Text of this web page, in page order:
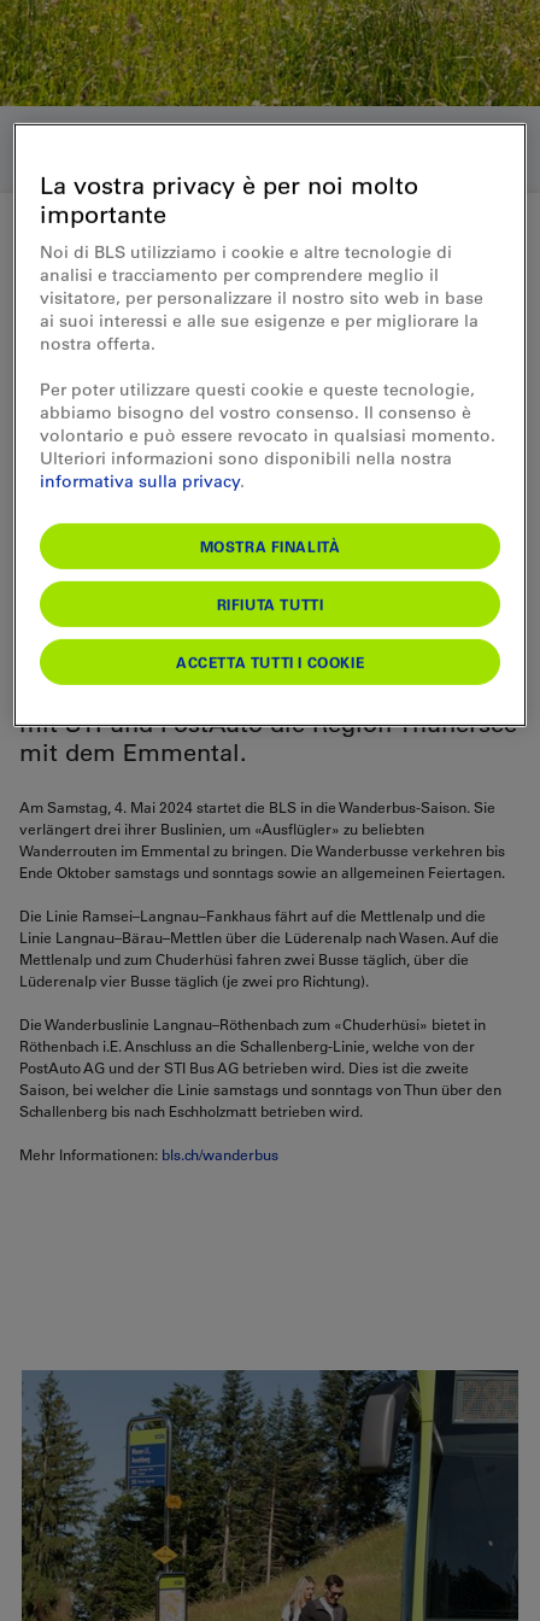
Medienmitteilung 01.05.2024
Der BLS-Wanderbus bringt
Reisende wieder zu drei
beliebten Ausflugszielen im
Emmental
Ein Ausflug zum Chuderhüsi, auf die
Mettlenalp oder auf die Lüderenalp: Ab
dem 4. Mai 2024 erschliesst die BLS an den
Wochenenden die drei beliebten
Emmentaler Ausflugsziele mit den
Wanderbussen. Mit der Linie Chuderhüsi
verbindet die BLS ausserdem gemeinsam
mit STI und PostAuto die Region Thunersee
mit dem Emmental.
Am Samstag, 4. Mai 2024 startet die BLS in die Wanderbus-Saison. Sie
verlängert drei ihrer Buslinien, um «Ausflügler» zu beliebten
Wanderrouten im Emmental zu bringen. Die Wanderbusse verkehren bis
Ende Oktober samstags und sonntags sowie an allgemeinen Feiertagen.
Die Linie Ramsei–Langnau–Fankhaus fährt auf die Mettlenalp und die
Linie Langnau–Bärau–Mettlen über die Lüderenalp nach Wasen. Auf die
Mettlenalp und zum Chuderhüsi fahren zwei Busse täglich, über die
Lüderenalp vier Busse täglich (je zwei pro Richtung).
Die Wanderbuslinie Langnau–Röthenbach zum «Chuderhüsi» bietet in
Röthenbach i.E. Anschluss an die Schallenberg-Linie, welche von der
PostAuto AG und der STI Bus AG betrieben wird. Dies ist die zweite
Saison, bei welcher die Linie samstags und sonntags von Thun über den
Schallenberg bis nach Eschholzmatt betrieben wird.
Mehr Informationen: bls.ch/wanderbus
La vostra privacy è per noi molto
importante
Noi di BLS utilizziamo i cookie e altre tecnologie di
analisi e tracciamento per comprendere meglio il
visitatore, per personalizzare il nostro sito web in base
ai suoi interessi e alle sue esigenze e per migliorare la
nostra offerta.
Per poter utilizzare questi cookie e queste tecnologie,
abbiamo bisogno del vostro consenso. Il consenso è
volontario e può essere revocato in qualsiasi momento.
Ulteriori informazioni sono disponibili nella nostra
informativa sulla privacy.
MOSTRA FINALITÀ
RIFIUTA TUTTI
ACCETTA TUTTI I COOKIE